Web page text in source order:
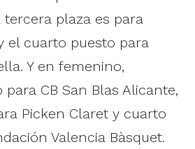
plaza es para
el cuarto puesto para
Y en femenino,
CB San Blas Alicante,
Picken Claret y cuarto
Valencia Bàsquet.